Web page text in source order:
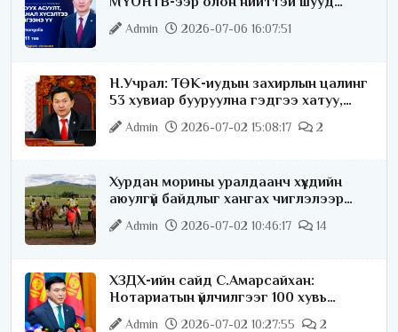
ярилцана
Admin 2026-07-06 16:07:51
Н.Учрал: ТӨК-иудын захирлын цалинг
53 хувиар бууруулна гэдгээ хатуу,
хариуцлагатайгаар хэлье
Admin 2026-07-02 15:08:17 2
Хурдан морины уралдаанч хүүхдийн
аюулгүй байдлыг хангах чиглэлээр
ажиллаж байна
Admin 2026-07-02 10:46:17 14
ХЗДХ-ийн сайд С.Амарсайхан:
Нотариатын үйлчилгээг 100 хувь
цахимжуулна
Admin 2026-07-02 10:27:55 2